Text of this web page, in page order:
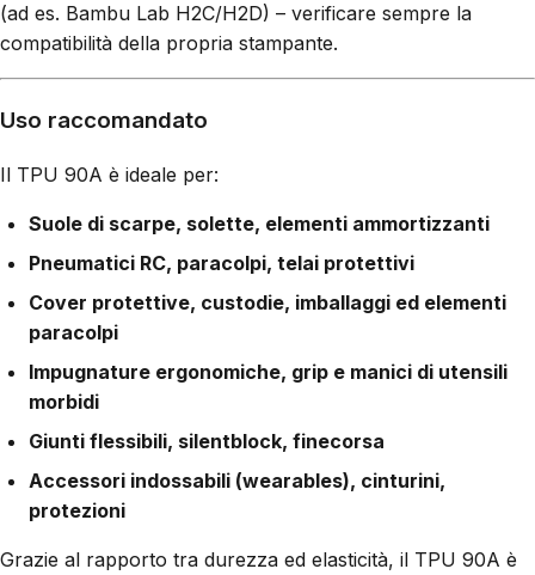
(ad es. Bambu Lab H2C/H2D) – verificare sempre la
compatibilità della propria stampante.
Uso raccomandato
Il TPU 90A è ideale per:
Suole di scarpe, solette, elementi ammortizzanti
Pneumatici RC, paracolpi, telai protettivi
Cover protettive, custodie, imballaggi ed elementi
paracolpi
Impugnature ergonomiche, grip e manici di utensili
morbidi
Giunti flessibili, silentblock, finecorsa
Accessori indossabili (wearables), cinturini,
protezioni
Grazie al rapporto tra durezza ed elasticità, il TPU 90A è